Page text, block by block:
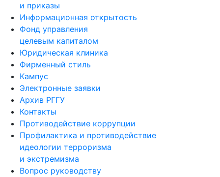
и приказы
Информационная открытость
Фонд управления
целевым капиталом
Юридическая клиника
Фирменный стиль
Кампус
Электронные заявки
Архив РГГУ
Контакты
Противодействие коррупции
Профилактика и противодействие
идеологии терроризма
и экстремизма
Вопрос руководству